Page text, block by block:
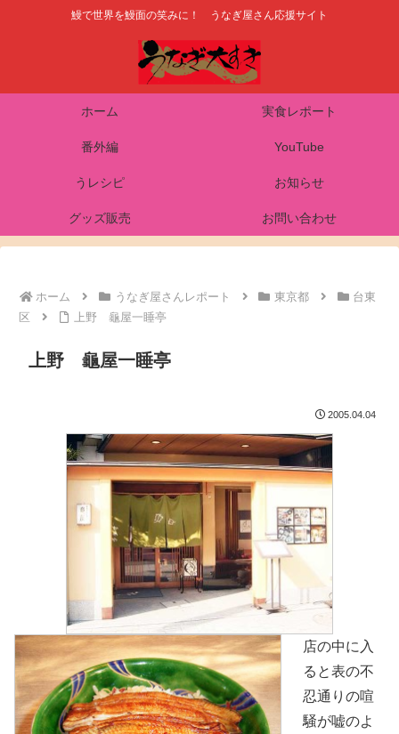
鰻で世界を鰻面の笑みに！ うなぎ屋さん応援サイト
ホーム 実食レポート
番外編 YouTube
うレシピ お知らせ
グッズ販売 お問い合わせ
ホーム うなぎ屋さんレポート 東京都
台東
区
上野 龜屋一睡亭
上野 龜屋一睡亭
2005.04.04
店の中に入
ると表の不
忍通りの喧
騒が嘘のよ